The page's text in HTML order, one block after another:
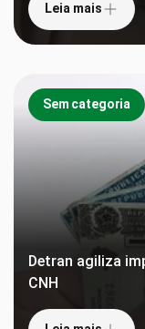
Leia mais
Sem categoria
Detran agiliza
CNH